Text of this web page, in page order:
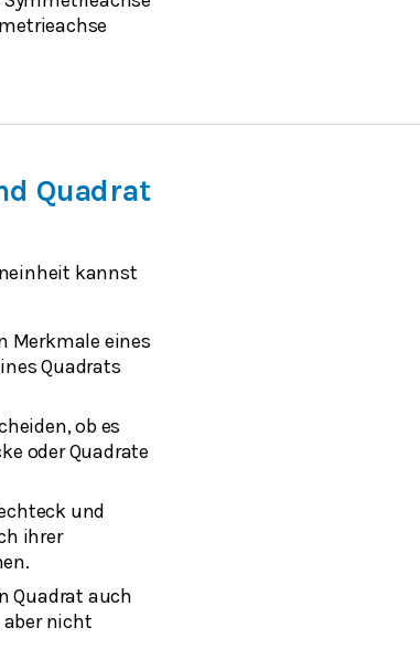
Quadrat
kannst
Merkmale eines
Quadrats
ob es
oder Quadrate
und
ihrer
Quadrat auch
aber nicht